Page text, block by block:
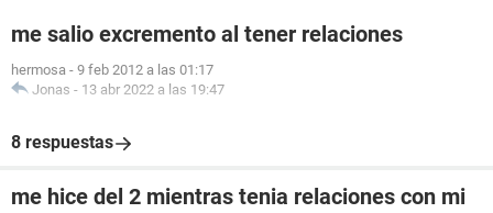
me salio excremento al tener relaciones
hermosa - 9 feb 2012 a las 01:17
Jonas - 13 abr 2022 a las 19:47
8 respuestas
me hice del 2 mientras tenia relaciones con mi